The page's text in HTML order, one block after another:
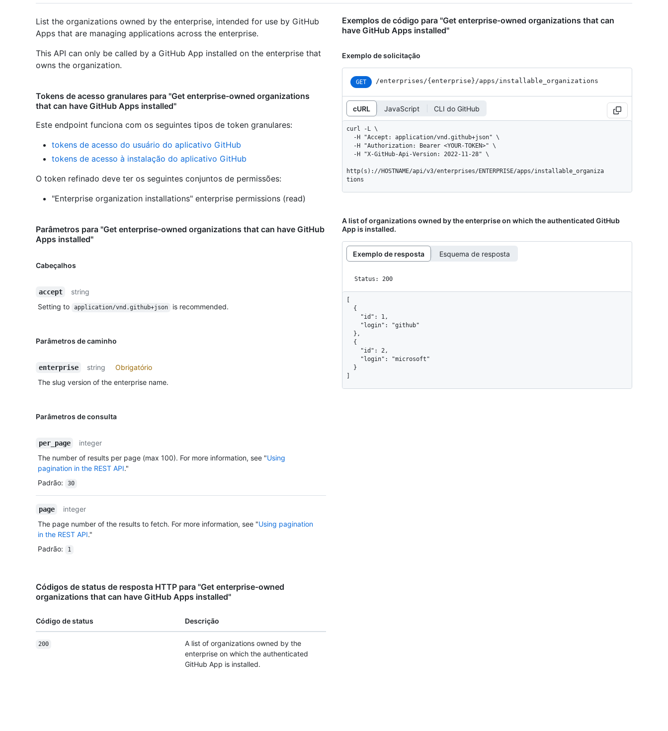
List the organizations owned by the enterprise, intended for use by GitHub
Apps that are managing applications across the enterprise.
This API can only be called by a GitHub App installed on the enterprise that
owns the organization.
Tokens de acesso granulares para "Get enterprise-owned organizations
that can have GitHub Apps installed"
Este endpoint funciona com os seguintes tipos de token granulares:
tokens de acesso do usuário do aplicativo GitHub
tokens de acesso à instalação do aplicativo GitHub
O token refinado deve ter os seguintes conjuntos de permissões:
"Enterprise organization installations" enterprise permissions (read)
Parâmetros para "Get enterprise-owned organizations that can have GitHub
Apps installed"
Cabeçalhos
accept
string
Setting to
application/vnd.github+json is recommended.
Parâmetros de caminho
enterprise string
Obrigatório
The slug version of the enterprise name.
Parâmetros de consulta
per_page
integer
The number of results per page (max 100). For more information, see "Using
pagination in the REST API."
Padrão: 30
page
integer
The page number of the results to fetch. For more information, see "Using pagination
in the REST API."
Padrão: 1
Códigos de status de resposta HTTP para "Get enterprise-owned
organizations that can have GitHub Apps installed"
Código de status Descrição
200
A list of organizations owned by the
enterprise on which the authenticated
GitHub App is installed.
Exemplos de código para "Get enterprise-owned organizations that can
have GitHub Apps installed"
Exemplo de solicitação
GET /enterprises/{enterprise}/apps/installable_ organizations
cURL JavaScript CLI do GitHub
curl -L \
http(s)://HOSTNAME/api/v3/enterprises/ENTERPRISE/apps/installable_organiza
tions
A list of organizations owned by the enterprise on which the authenticated GitHub
App is installed.
Exemplo de resposta Esquema de resposta
Status: 200